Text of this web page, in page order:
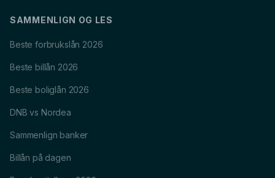
SAMMENLIGN OG LES
Beste forbrukslån 2026
Beste billån 2026
Beste boliglån 2026
DNB vs Nordea
Sammenlign banker
Billån på dagen